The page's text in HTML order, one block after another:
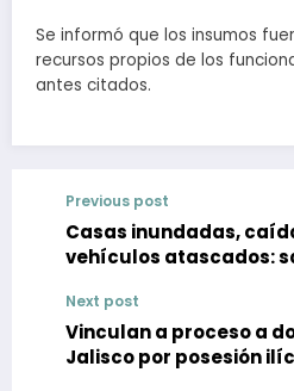
Se informó que los insumos
recursos propios de los
antes citados.
Previous post
Casas inundadas,
vehículos atascados:
Next post
Vinculan a proceso a
Jalisco por posesión